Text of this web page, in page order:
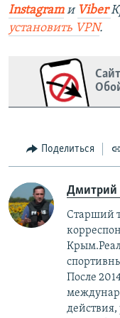
Instagram и Viber
установить VPN.
Поделиться
Дмитрий
Старший
После